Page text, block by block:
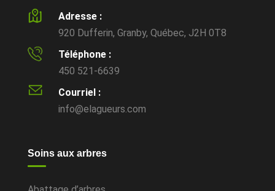
Adresse :
920 Dufferin, Granby, Québec, J2H 0T8
Téléphone :
450 521-6639
Courriel :
info@elagueurs.com
Soins aux arbres